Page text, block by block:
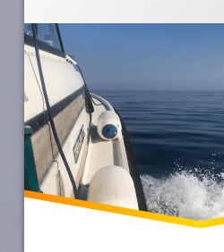
sverige
valgets
kval
vestland